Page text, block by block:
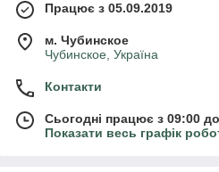
Працює з 05.09.2019
м. Чубинское
Чубинское, Україна
Контакти
Сьогодні працює з 09:00
Показати весь графік